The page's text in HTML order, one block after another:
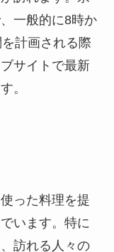
った料理を提
がら、地元の
いくつか存在
歴史を肌で感